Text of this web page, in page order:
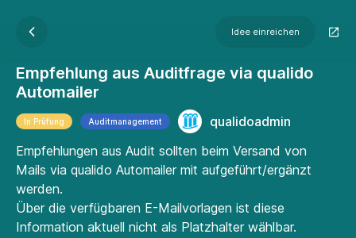
Idee einreichen
Empfehlung aus Auditfrage via qualido
Automailer
In Prüfung Auditmanagement
qualidoadmin
Empfehlungen aus Audit sollten beim Versand von
Mails via qualido Automailer mit aufgeführt/ergänzt
werden.
Über die verfügbaren E-Mailvorlagen ist diese
Information aktuell nicht als Platzhalter wählbar.